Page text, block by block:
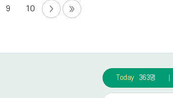
9 10
Today 363명